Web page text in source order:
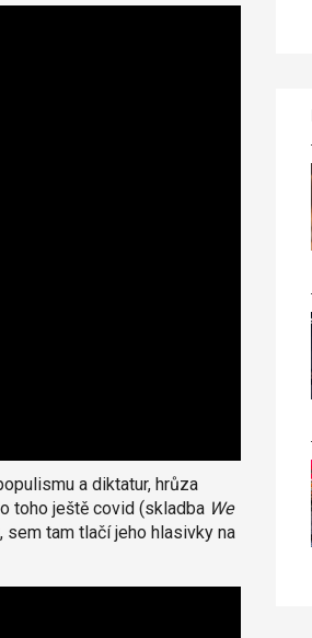
a diktatur, hrůza
toho ještě covid (skladba We
sem tam tlačí jeho hlasivky na